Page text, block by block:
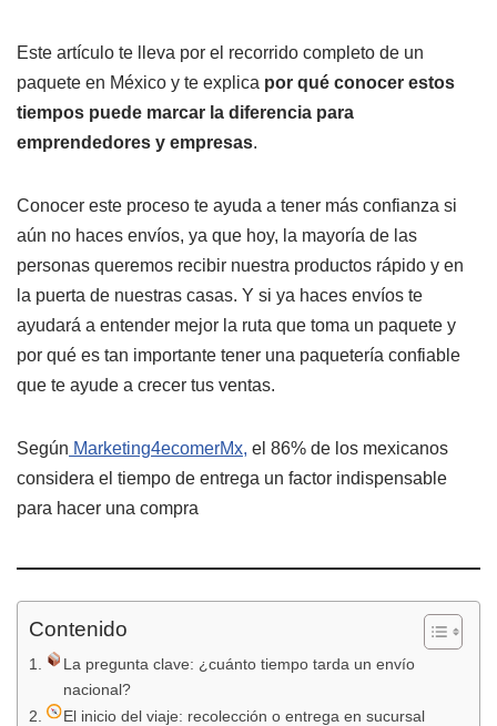
Este artículo te lleva por el recorrido completo de un
paquete en México y te explica por qué conocer estos
tiempos puede marcar la diferencia para
emprendedores y empresas.
Conocer este proceso te ayuda a tener más confianza si
aún no haces envíos, ya que hoy, la mayoría de las
personas queremos recibir nuestra productos rápido y en
la puerta de nuestras casas. Y si ya haces envíos te
ayudará a entender mejor la ruta que toma un paquete y
por qué es tan importante tener una paquetería confiable
que te ayude a crecer tus ventas.
Según Marketing4ecomerMx, el 86% de los mexicanos
considera el tiempo de entrega un factor indispensable
para hacer una compra
Contenido
La pregunta clave: ¿cuánto tiempo tarda un envío
nacional?
El inicio del viaje: recolección o entrega en sucursal